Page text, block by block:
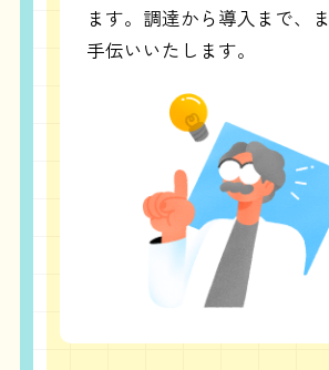
ます。調達から導入まで、
手伝いいたします。